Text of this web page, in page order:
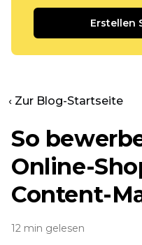
Erstellen
‹ Zur Blog-Startseite
So
Online-
Content-
12 min gelesen